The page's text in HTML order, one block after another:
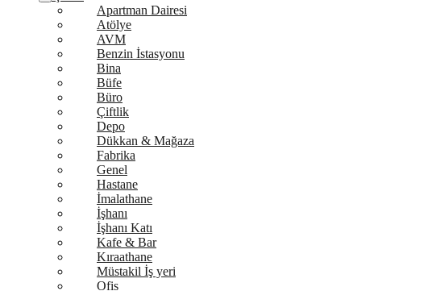
Apartman Dairesi
Atölye
AVM
Benzin İstasyonu
Bina
Büfe
Büro
Çiftlik
Depo
Dükkan & Mağaza
Fabrika
Genel
Hastane
İmalathane
İşhanı
İşhanı Katı
Kafe & Bar
Kıraathane
Müstakil İş yeri
Ofis